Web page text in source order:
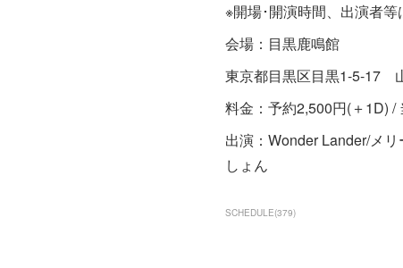
※開場･開演時間、出演者等
会場：目黒鹿鳴館
東京都目黒区目黒1-5-17
料金：予約2,500円(＋1D) /
出演：Wonder Lander/メ
しょん
SCHEDULE(379)